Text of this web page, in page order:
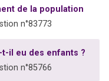
de la population
n°83773
t-il eu des enfants ?
n°85766